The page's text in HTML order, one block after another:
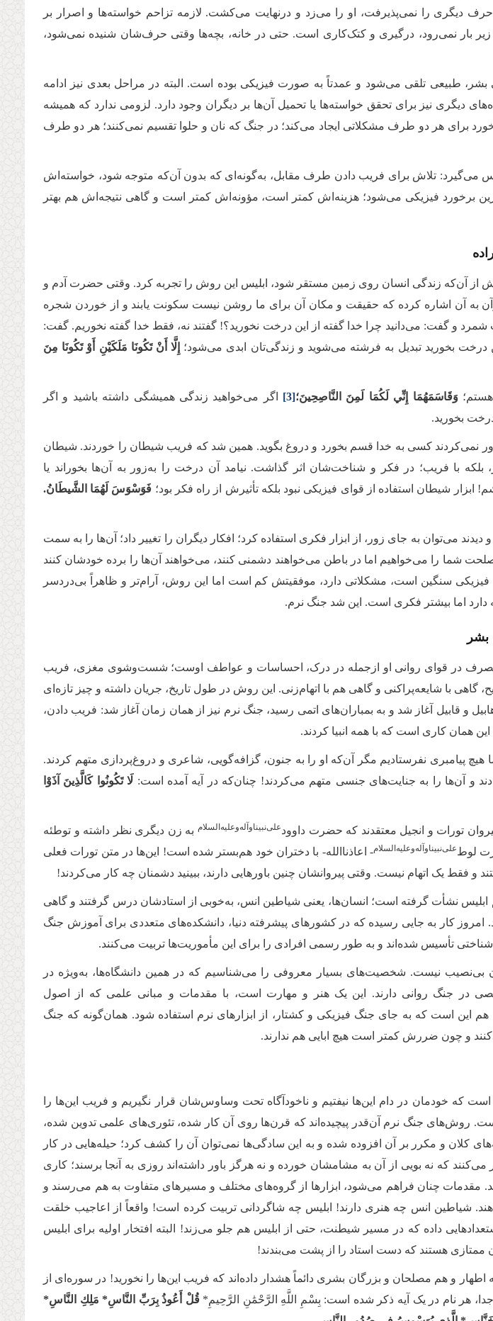
دیگری را نمی‌پذیرفت، او را می‌زد و درنهایت می‌کشت. لازمه تزاحم خواسته‌ها و اصرار بر
بار نمی‌رود، درگیری و کتک‌کاری است. حتی در خانه، بچه‌ها وقتی حرف‌شان شنیده نمی‌شود،
بشر، طبیعی تلقی می‌شود و عمدتاً به صورت فیزیکی بوده است. البته در مراحل بعدی نیز ادامه
دیگری نیز برای تحقق خواسته‌ها یا تحمیل آن‌ها بر دیگران وجود دارد. لزومی ندارد که همیشه
برای هر دو طرف مشکلاتی ایجاد می‌کند؛ در جنگ که نان و حلوا تقسیم نمی‌کنند؛ هر دو طرف
می‌گیرد: تلاش برای فریب دادن طرف مقابل، به‌گونه‌ای که بدون آن‌که متوجه شود، خواسته‌اش
برخورد فیزیکی می‌شود؛ هزینه‌اش کمتر است، مؤونه‌اش کمتر است و گاهی نتیجه‌اش هم بهتر
از آن‌که زندگی انسان روی زمین مستقر شود، ابلیس این روش را تجربه کرد. وقتی حضرت آدم و
به آن اشاره کرده که حقیقت و مکان آن برای ما روشن نیست سکونت یابند و از خوردن شجره
و گفت: می‌دانید چرا خدا گفته از این درخت نخورید؟! گفتند نه، فقط خدا گفته نخوریم. گفت:
بخورید تبدیل به فرشته می‌شوید و زندگی‌تان ابدی می‌شود؛ إِلَّا أَنْ تَكُونَا مَلَكَيْنِ أَوْ تَكُونَا مِنَ
وَقَاسَمَهُمَا إِنِّي لَكُمَا لَمِنَ النَّاصِحِينَ؛[3] اگر می‌خواهید زندگی همیشگی داشته باشید و اگر
بخورید.
نمی‌کردند کسی به خدا قسم بخورد و دروغ بگوید. همین شد که فریب شیطان را خوردند. شیطان
بلکه با فریب؛ در فکر و شناخت‌شان اثر گذاشت. نیامد آن درخت را به‌زور به آن‌ها بخوراند یا
ابزار شیطان استفاده از قوای فیزیکی نبود بلکه تأثیرش از راه فکر بود؛ فَوَسْوَسَ لَهُمَا الشَّیطَانُ.
می‌توان به جای زور، از ابزار فکری استفاده کرد؛ افکار دیگران را تغییر داد؛ آن‌ها را به سمت
شما را می‌خواهیم اما در باطن می‌خواهند دشمنی کنند، می‌خواهند آن‌ها را برده خودشان کنند
فیزیکی سنگین است، مشکلاتی دارد، موفقیتش کم است اما این روش، آرام‌تر و ظاهراً بی‌دردسر
دارد اما بیشتر فکری است. این شد جنگ نرم.
بشر
تصرف در قوای روانی او ازجمله در درک، احساسات و عواطف اوست؛ شست‌وشوی مغزی، فریب
گاهی با شایعه‌پراکنی و گاهی هم با اتهام‌زنی. این روش در طول تاریخ، جریان داشته و چیز تازه‌ای
و قابیل آغاز شد و به بمباران‌های اتمی رسید، جنگ نرم نیز از همان زمان آغاز شد: فریب دادن،
همان کاری است که با همه انبیا کردند.
هیچ پیامبری نفرستادیم مگر آن‌که او را به جنون، گزافه‌گویی، شاعری و دروغ‌پردازی متهم کردند.
و آن‌ها را به جنایت‌های جنسی متهم می‌کردند! چنان‌که در آیه آمده است: لَا تَكُونُوا كَالَّذِينَ آذَوْا
تورات و انجیل معتقدند که حضرت داوود‌علی‌نبیناوآله‌وعلیه‌السلامبه زن دیگری نظر داشته و توطئه
لوط‌علی‌نبیناوآله‌وعلیه‌السلام- اعاذناالله- با دختران خود هم‌بستر شده است! این‌ها در متن تورات فعلی
و فقط یک اتهام نیست. وقتی پیروانشان چنین باورهایی دارند، ببینید دشمنان چه کار می‌کردند!
ابلیس نشأت گرفته است؛ انسان‌ها، یعنی شیاطین انس، به‌خوبی از استادشان درس گرفتند و گاهی
امروز کار به جایی رسیده که در کشورهای پیشرفته دنیا، دانشکده‌های متعددی برای آموزش جنگ
تأسیس شده‌اند و به ‌طور رسمی افرادی را برای این مأموریت‌ها تربیت می‌کنند.
بی‌نصیب نیست. شخصیت‌های بسیار معروفی را می‌شناسیم که در همین دانشگاه‌ها، به‌ویژه در
در جنگ روانی دارند. این یک هنر و مهارت است، با مقدمات و مبانی علمی که از اصول
این است که به‌ جای جنگ فیزیکی و کشتار، از ابزارهای نرم استفاده شود. همان‌گونه که جنگ
و چون ضررش کمتر است هیچ ابایی هم ندارند.
که خودمان در دام این‌ها نیفتیم و ناخودآگاه تحت وساوس‌شان قرار نگیریم و فریب این‌ها را
روش‌های جنگ نرم آن‌قدر پیچیده‌اند که قرن‌ها روی آن کار شده، تئوری‌های علمی تدوین شده،
کلان و مکرر بر آن افزوده شده و به این سادگی‌ها نمی‌توان آن را کشف کرد؛ حیله‌هایی در کار
می‌کنند که نه بویی از آن به مشامشان خورده و نه هرگز باور داشته‌اند روزی به آنجا برسند؛ کاری
. مقدمات چنان فراهم می‌شود، ابزارها از گروه‌های مختلف و مسیرهای متفاوت به هم می‌رسند و
شیاطین انس چه هنری دارند! ابلیس چه شاگردانی تربیت کرده است! واقعاً از اعاجیب خلقت
داده که در مسیر شیطنت، حتی از ابلیس هم جلو می‌زند! البته افتخار اولیه برای ابلیس
ممتازی هستند که دست استاد را از پشت می‌بندند!
و هم مصلحان و بزرگان بشری دائماً هشدار داده‌اند که فریب این‌ها را نخورید! در سوره‌ای از
هر نام در یک آیه ذکر شده است: بِسْمِ اللَّهِ الرَّحْمَٰنِ الرَّحِيمِ*قُلْ أَعُوذُ بِرَبِّ النَّاسِ* مَلِكِ النَّاسِ*